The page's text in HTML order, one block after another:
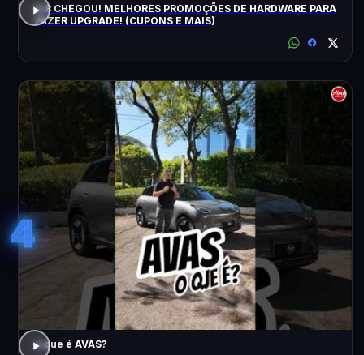
8.8 CHEGOU! MELHORES PROMOÇÕES DE HARDWARE PARA
FAZER UPGRADE! (CUPONS E MAIS)
4
o que é AVAS?